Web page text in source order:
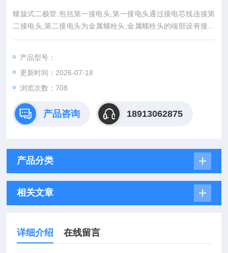
螺旋式二极管,包括第一接电头,第一接电头通过接电芯线连接第
二接电头,第二接电头为金属螺栓头,金属螺栓头的端部设有接电
螺纹柱,接电芯线贯穿金属螺栓头与接电螺纹柱连接,接电芯线上
测孔位于接电芯线的外侧,在正负极检测孔的孔壁上设有定位挡
圈,在定位挡圈的内壁上多个定位挡片,进行正负极检测时,万能电
流表的接线。全系列直供现货美国IR螺旋二极管模块
产品型号：
更新时间：2026-07-18
浏览次数：708
产品咨询 18913062875
产品分类
相关文章
详细介绍 在线留言